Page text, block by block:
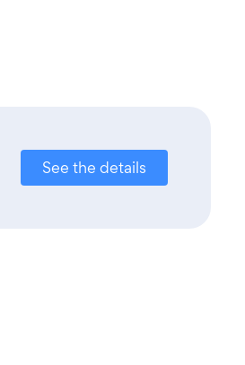
See the details